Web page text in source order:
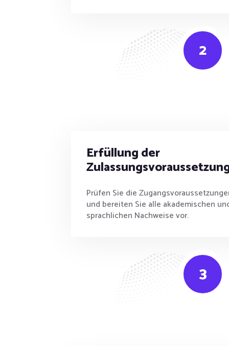
2
Erfüllung der
Prüfen Sie die
und bereiten Sie alle akademischen
sprachlichen Nachweise vor.
3